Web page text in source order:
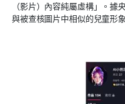
（影片）內容純屬虛構」。據
與被查核圖片中相似的兒童形